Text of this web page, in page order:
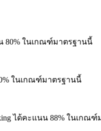
80% ในเกณฑ์มาตรฐานนี้
ในเกณฑ์มาตรฐานนี้
ได้คะแนน 88% ในเกณ